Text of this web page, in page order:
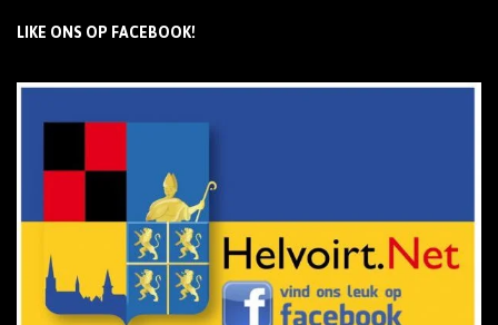
LIKE ONS OP FACEBOOK!